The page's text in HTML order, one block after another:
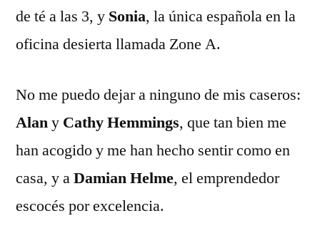
de té a las 3, y Sonia, la única española en la
oficina desierta llamada Zone A.
No me puedo dejar a ninguno de mis caseros:
Alany Cathy Hemmings, que tan bien me
han acogido y me han hecho sentir como en
casa, y aDamian Helme, el emprendedor
escocés por excelencia.